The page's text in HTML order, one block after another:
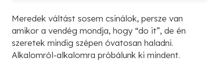
Meredek váltást sosem csinálok, persze van
amikor a vendég mondja, hogy “do it”, de én
szeretek mindig szépen óvatosan haladni.
Alkalomról-alkalomra próbálunk ki mindent.